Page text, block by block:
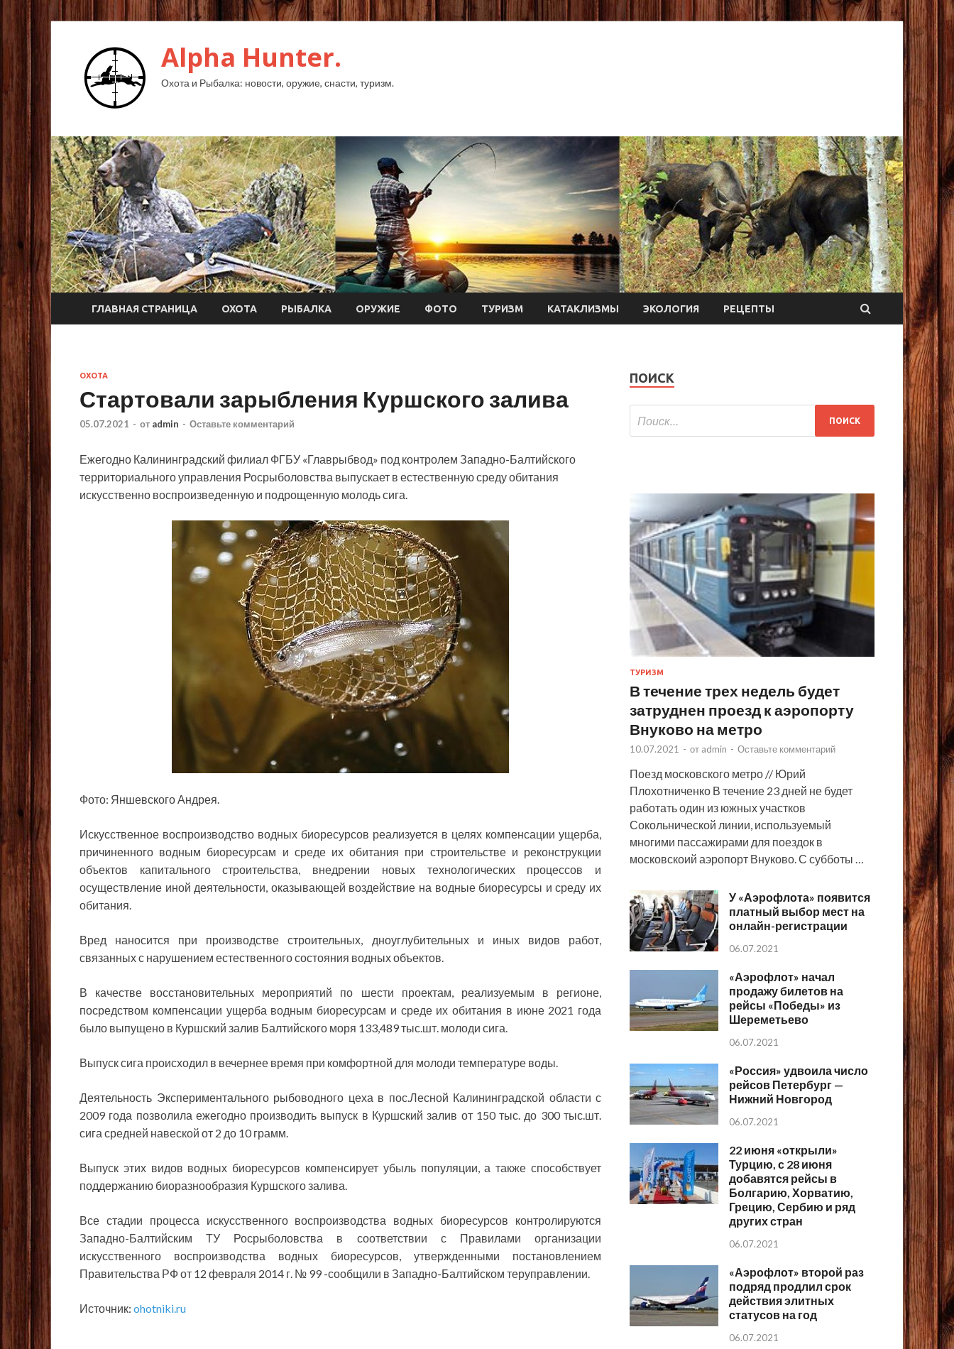
Alpha Hunter.
Охота и Рыбалка: новости, оружие, снасти, туризм.
ГЛАВНАЯ СТРАНИЦА ОХОТА РЫБАЛКА ОРУЖИЕ ФОТО ТУРИЗМ КАТАКЛИЗМЫ ЭКОЛОГИЯ РЕЦЕПТЫ
ОХОТА
Стартовали зарыбления Куршского залива
05.07.2021 - от admin - Оставьте комментарий
Ежегодно Калининградский филиал ФГБУ «Главрыбвод» под контролем Западно-Балтийского
территориального управления Росрыболовства выпускает в естественную среду обитания
искусственно воспроизведенную и подрощенную молодь сига.
Фото: Яншевского Андрея.
Искусственное воспроизводство водных биоресурсов реализуется в целях компенсации ущерба,
причиненного водным биоресурсам и среде их обитания при строительстве и реконструкции
объектов капитального строительства, внедрении новых технологических процессов и
осуществление иной деятельности, оказывающей воздействие на водные биоресурсы и среду их
обитания.
Вред наносится при производстве строительных, дноуглубительных и иных видов работ,
связанных с нарушением естественного состояния водных объектов.
В качестве восстановительных мероприятий по шести проектам, реализуемым в регионе,
посредством компенсации ущерба водным биоресурсам и среде их обитания в июне 2021 года
было выпущено в Куршский залив Балтийского моря 133,489 тыс.шт. молоди сига.
Выпуск сига происходил в вечернее время при комфортной для молоди температуре воды.
Деятельность Экспериментального рыбоводного цеха в пос.Лесной Калининградской области с
2009 года позволила ежегодно производить выпуск в Куршский залив от 150 тыс. до 300 тыс.шт.
сига средней навеской от 2 до 10 грамм.
Выпуск этих видов водных биоресурсов компенсирует убыль популяции, а также способствует
поддержанию биоразнообразия Куршского залива.
Все стадии процесса искусственного воспроизводства водных биоресурсов контролируются
Западно-Балтийским ТУ Росрыболовства в соответствии с Правилами организации
искусственного воспроизводства водных биоресурсов, утвержденными постановлением
Правительства РФ от 12 февраля 2014 г. № 99 -сообщили в Западно-Балтийском теруправлении.
Источник: ohotniki.ru
ПОИСК
ТУРИЗМ
В течение трех недель будет
затруднен проезд к аэропорту
Внуково на метро
10.07.2021 - от admin - Оставьте комментарий
Поезд московского метро // Юрий
Плохотниченко В течение 23 дней не будет
работать один из южных участков
Сокольнической линии, используемый
многими пассажирами для поездок в
московскоий аэропорт Внуково. С субботы …
У «Аэрофлота» появится
платный выбор мест на
онлайн-регистрации
06.07.2021
«Аэрофлот» начал
продажу билетов на
рейсы «Победы» из
Шереметьево
06.07.2021
«Россия» удвоила число
рейсов Петербург —
Нижний Новгород
06.07.2021
22 июня «открыли»
Турцию, с 28 июня
добавятся рейсы в
Болгарию, Хорватию,
Грецию, Сербию и ряд
других стран
06.07.2021
«Аэрофлот» второй раз
подряд продлил срок
действия элитных
статусов на год
06.07.2021